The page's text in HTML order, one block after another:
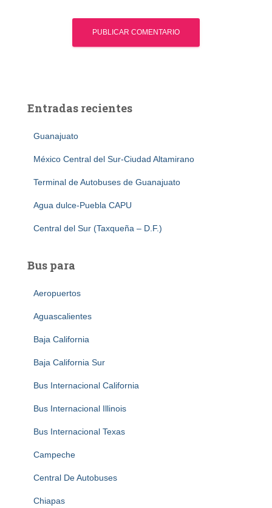
Entradas recientes
Guanajuato
México Central del Sur-Ciudad Altamirano
Terminal de Autobuses de Guanajuato
Agua dulce-Puebla CAPU
Central del Sur (Taxqueña – D.F.)
Bus para
Aeropuertos
Aguascalientes
Baja California
Baja California Sur
Bus Internacional California
Bus Internacional Illinois
Bus Internacional Texas
Campeche
Central De Autobuses
Chiapas